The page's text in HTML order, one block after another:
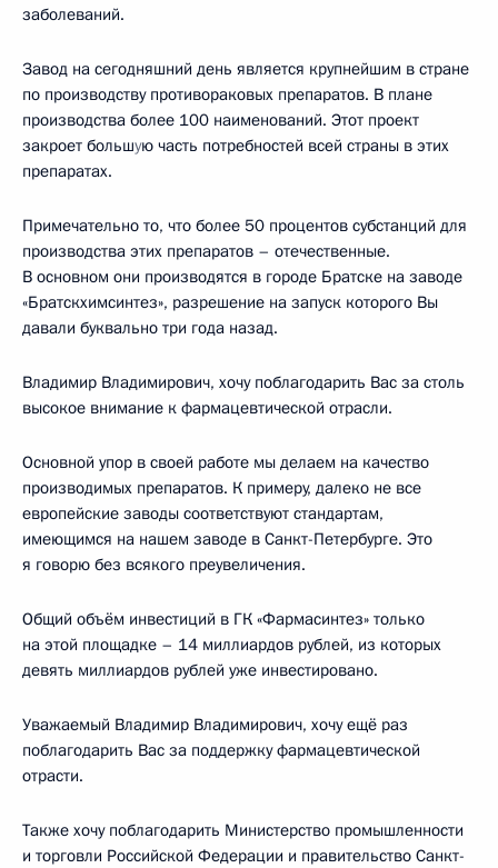
заболеваний.
Завод на сегодняшний день является крупнейшим в стране
по производству противораковых препаратов. В плане
производства более 100 наименований. Этот проект
закроет большую часть потребностей всей страны в этих
препаратах.
Примечательно то, что более 50 процентов субстанций для
производства этих препаратов – отечественные.
В основном они производятся в городе Братске на заводе
«Братскхимсинтез», разрешение на запуск которого Вы
давали буквально три года назад.
Владимир Владимирович, хочу поблагодарить Вас за столь
высокое внимание к фармацевтической отрасли.
Основной упор в своей работе мы делаем на качество
производимых препаратов. К примеру, далеко не все
европейские заводы соответствуют стандартам,
имеющимся на нашем заводе в Санкт-Петербурге. Это
я говорю без всякого преувеличения.
Общий объём инвестиций в ГК «Фармасинтез» только
на этой площадке – 14 миллиардов рублей, из которых
девять миллиардов рублей уже инвестировано.
Уважаемый Владимир Владимирович, хочу ещё раз
поблагодарить Вас за поддержку фармацевтической
отрасти.
Также хочу поблагодарить Министерство промышленности
и торговли Российской Федерации и правительство Санкт-